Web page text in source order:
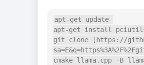
apt-get update
apt-get install pciutils
git clone [https://
cmake llama.cpp -B